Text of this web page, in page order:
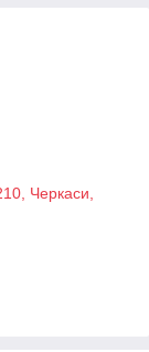
Черкаси,